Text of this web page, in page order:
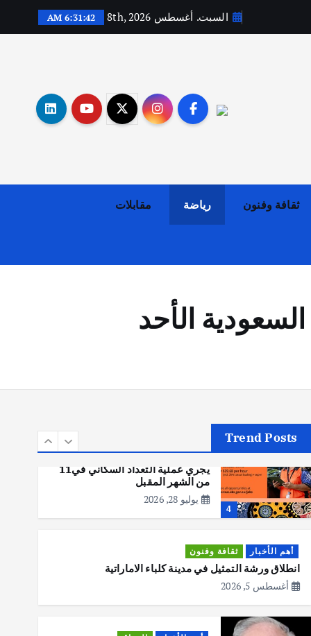
السبت. أغسطس 8th, 2026 6:31:43 AM
ثقافة وفنون رياضة مقابلات
الأحد
Trend Posts
يوليو 30, 2026
4
مكتب الإحصاءات الأسترالي (ABS)
يجري عملية التعداد السكاني في11
من الشهر المقبل
يوليو 28, 2026
أهم الأخبار ثقافة وفنون
انطلاق ورشة التمثيل في مدينة كلباء الاماراتية
أغسطس 5, 2026